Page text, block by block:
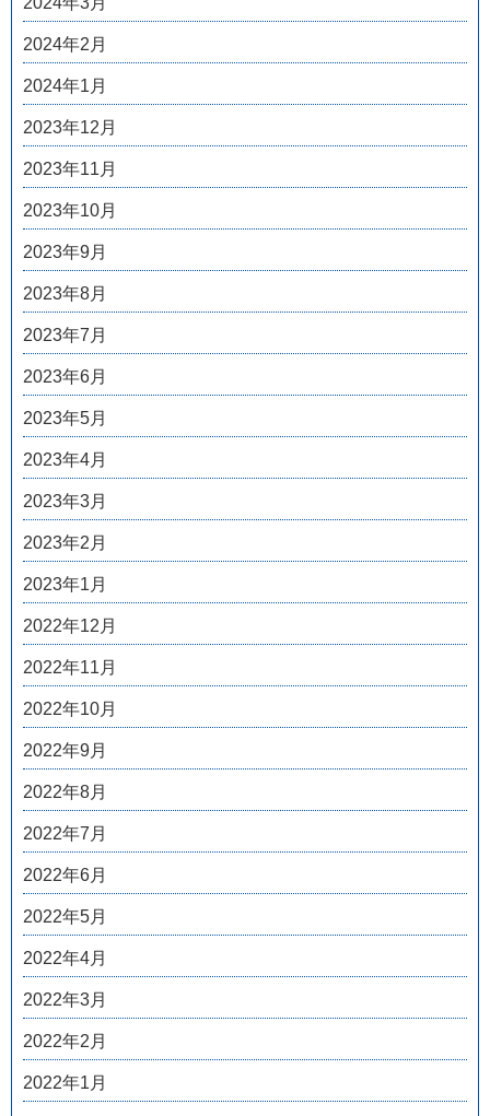
2024年2月
2024年1月
2023年12月
2023年11月
2023年10月
2023年9月
2023年8月
2023年7月
2023年6月
2023年5月
2023年4月
2023年3月
2023年2月
2023年1月
2022年12月
2022年11月
2022年10月
2022年9月
2022年8月
2022年7月
2022年6月
2022年5月
2022年4月
2022年3月
2022年2月
2022年1月